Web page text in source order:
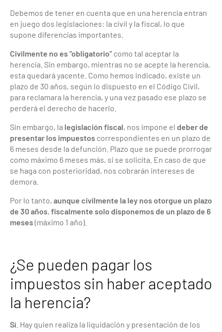
Debemos de tener en cuenta que en una herencia entran
en juego dos legislaciones: la civil y la fiscal, lo que
supone diferencias importantes.
Civilmente no es “obligatorio” como tal aceptar la
herencia. Sin embargo, mientras no se acepte la herencia,
esta quedará yacente. Como hemos indicado, existe un
plazo de 30 años, según lo dispuesto en el Código Civil,
para reclamara la herencia, y una vez pasado ese plazo se
perderá el derecho de hacerlo.
Sin embargo, la legislación fiscal, nos impone el deber de
presentar los impuestos correspondientes en un plazo de
6 meses desde la defunción. Plazo que se puede prorrogar
como máximo 6 meses más, si se solicita. En caso de que
se haga con posterioridad, nos cobrarán intereses de
demora.
Por lo tanto, aunque civilmente la ley nos otorgue un plazo
de 30 años, fiscalmente solo disponemos de un plazo de 6
meses(máximo 1 año).
¿Se pueden pagar los
impuestos sin haber aceptado
la herencia?
Sí . Hay quien realiza la liquidación y presentación de los